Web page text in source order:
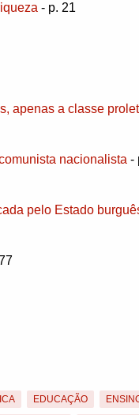
- p. 21
apenas a classe
nacionalista -
pelo Estado
EDUCAÇÃO